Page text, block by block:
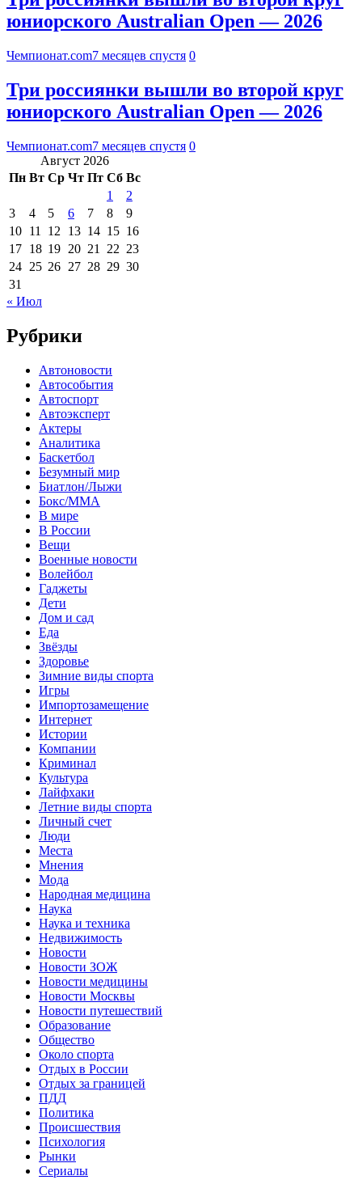
юниорского Australian Open — 2026
Чемпионат.com7 месяцев спустя 0
Три россиянки вышли во второй круг
юниорского Australian Open — 2026
Чемпионат.com7 месяцев спустя 0
Август 2026
Пн Вт Ср Чт Пт Сб Вс
1
2
3
4 5 6 7 8
9
10 11 12 13 14 15 16
17 18 19 20 21 22 23
24 25 26 27 28 29 30
31
« Июл
Рубрики
Автоновости
Автособытия
Автоспорт
Автоэксперт
Актеры
Аналитика
Баскетбол
Безумный мир
Биатлон/Лыжи
Бокс/MMA
В мире
В России
Вещи
Военные новости
Волейбол
Гаджеты
Дети
Дом и сад
Еда
Звёзды
Здоровье
Зимние виды спорта
Игры
Импортозамещение
Интернет
Истории
Компании
Криминал
Культура
Лайфхаки
Летние виды спорта
Личный счет
Люди
Места
Мнения
Мода
Народная медицина
Наука
Наука и техника
Недвижимость
Новости
Новости ЗОЖ
Новости медицины
Новости Москвы
Новости путешествий
Образование
Общество
Около спорта
Отдых в России
Отдых за границей
ПДД
Политика
Происшествия
Психология
Рынки
Сериалы